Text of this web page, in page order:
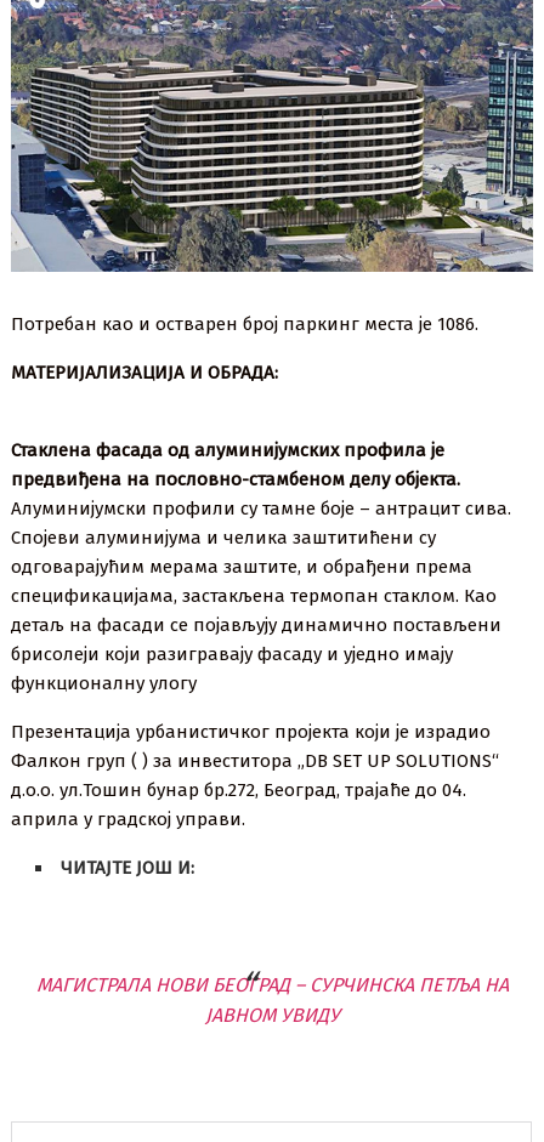
Потребан као и остварен број паркинг места је 1086.
МАТЕРИЈАЛИЗАЦИЈА И ОБРАДА:
Стаклена фасада од алуминијумских профила је
предвиђена на пословно-стамбеном делу објекта.
Алуминијумски профили су тамне боје – антрацит сива.
Спојеви алуминијума и челика заштитићени су
одговарајућим мерама заштите, и обрађени према
спецификацијама, застакљена термопан стаклом. Као
детаљ на фасади се појављују динамично постављени
брисолеји који разигравају фасаду и уједно имају
функционалну улогу
Презентација урбанистичког пројекта који је израдио
Фалкон груп ( ) за инвеститора „DB SET UP SOLUTIONS“
д.о.о. ул.Тошин бунар бр.272, Београд, трајаће до 04.
априла у градској управи.
ЧИТАЈТЕ ЈОШ И:
МАГИСТРАЛА НОВИ БЕОГРАД – СУРЧИНСКА ПЕТЉА НА
ЈАВНОМ УВИДУ